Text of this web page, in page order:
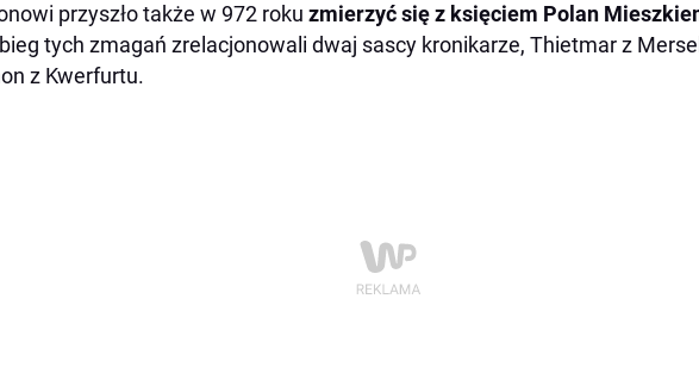
przyszło także w 972 roku zmierzyć się z księciem Polan
tych zmagań zrelacjonowali dwaj sascy kronikarze, Thietmar z
z Kwerfurtu.